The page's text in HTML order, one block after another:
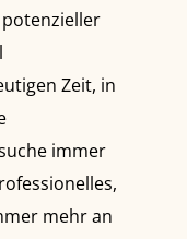
Zeit, in
immer
mehr an